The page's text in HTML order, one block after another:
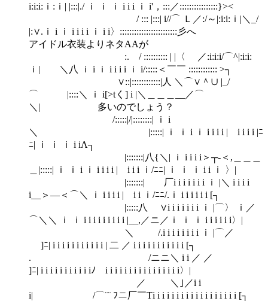
i:i:i:ｉ:ｉ| |:::|./ ｉ ｉ ｉ i i i ｉ i'，:::／::::::::::::::::}><
/ ::: |:::| i//⌒ Ｌ／:/～|:i:i:ｉ|＼_/
|:∨.ｉ i ｉ i i i i ｉ i i〉::::::::::::::::::::::::彡へ
アイドル衣装よりネタAAが
:. / :::::::::: | |〈 ／:i:i:i/⌒^|:i:i:
ｉ| ＼八 ｉ i ｉ i i i i ｉ i/:::::＜￣￣ :::::::::::: >┐
∨::|::::::::::::|人 ＼⌒∨＾∪ |_/
⌒ |::::＼ ｉ i[>tく] i |＼＿＿＿__／⌒
＼| 多いのでしょう？
/:::::|/|::::::::| ｉ i
＼ |:::::| ｉ ｉ i ｉ i i i i | i i i i |ﾆ
ﾆ| ｉ ｉ ｉ i iΛ┐
|:::::::|八{＼| ｉ i i i i＞┬‐＜,＿＿＿
＿|:::::| ｉ ｉ i ｉ i i i i | i i i ｉ/ﾆﾆ| ｉ ｉ ｉ i i ｉ 〉|
|:::::::| 厂i i i i i i i ｉ |＼ i i i i
i__＞―＜⌒＼ ｉ i i i i | i i ｉ/ﾆﾆ/.ｉ i i i i i i [┐
|:::::八 ∨i i i i i i i ｉ |⌒〉 ｉ／
⌒＼＼ ｉ ｉ i i i i i i i i i |__,／ニ／ｉ ｉ ｉ i i i i i i〉|
＼ /.i i i i i i i i ｉ |⌒／
]ﾆ| i i i i i i i i i i i | 二 ／ i i i i i i i i i i i [┐
. /ニニ＼ i i ／ ／
]ﾆ| i i i i i i i i i i iﾉ￣i i i i i i i i i i i i i i i i〉|
／ ＼｣／i i
i| /⌒¨¨ ﾌニ厂￣Τi i i i i i i i i i i i i i i i i i [┐